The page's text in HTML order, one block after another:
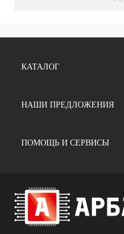
КАТАЛОГ
НАШИ ПРЕДЛОЖЕНИЯ
ПОМОЩЬ И СЕРВИСЫ